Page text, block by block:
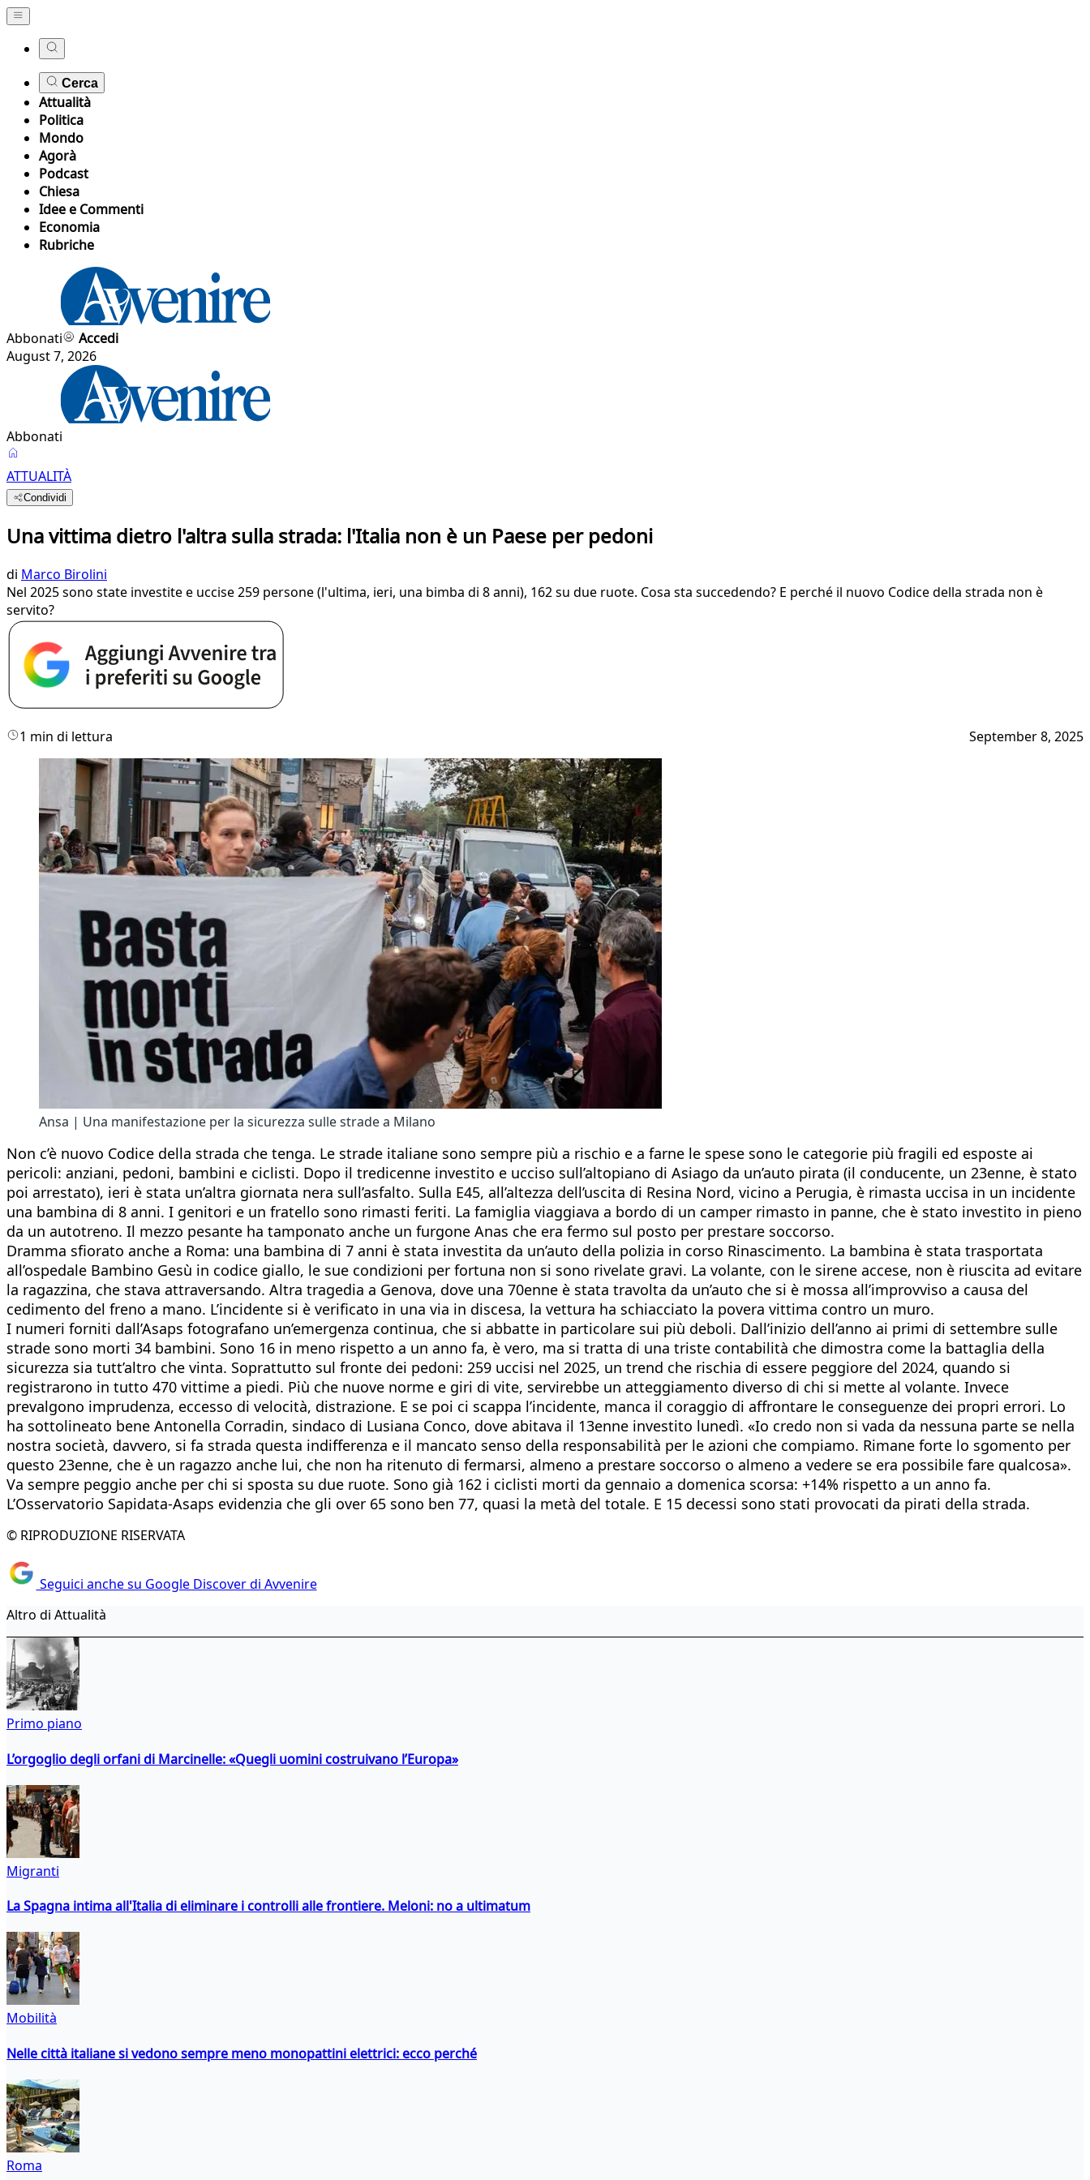
Cerca
Attualità
Politica
Mondo
Agorà
Podcast
Chiesa
Idee e Commenti
Economia
Rubriche
Abbonati
Accedi
August 7, 2026
Abbonati
ATTUALITÀ
Condividi
Una vittima dietro l'altra sulla strada: l'Italia non è un Paese per pedoni
di Marco Birolini
Nel 2025 sono state investite e uccise 259 persone (l'ultima, ieri, una bimba di 8 anni), 162 su due ruote. Cosa sta succedendo? E perché il nuovo Codice della strada non è
servito?
1 min di lettura September 8, 2025
Ansa | Una manifestazione per la sicurezza sulle strade a Milano
Non c’è nuovo Codice della strada che tenga. Le strade italiane sono sempre più a rischio e a farne le spese sono le categorie più fragili ed esposte ai
pericoli: anziani, pedoni, bambini e ciclisti. Dopo il tredicenne investito e ucciso sull’altopiano di Asiago da un’auto pirata (il conducente, un 23enne, è stato
poi arrestato), ieri è stata un’altra giornata nera sull’asfalto. Sulla E45, all’altezza dell’uscita di Resina Nord, vicino a Perugia, è rimasta uccisa in un incidente
una bambina di 8 anni. I genitori e un fratello sono rimasti feriti. La famiglia viaggiava a bordo di un camper rimasto in panne, che è stato investito in pieno
da un autotreno. Il mezzo pesante ha tamponato anche un furgone Anas che era fermo sul posto per prestare soccorso.
Dramma sfiorato anche a Roma: una bambina di 7 anni è stata investita da un’auto della polizia in corso Rinascimento. La bambina è stata trasportata
all’ospedale Bambino Gesù in codice giallo, le sue condizioni per fortuna non si sono rivelate gravi. La volante, con le sirene accese, non è riuscita ad evitare
la ragazzina, che stava attraversando. Altra tragedia a Genova, dove una 70enne è stata travolta da un’auto che si è mossa all’improvviso a causa del
cedimento del freno a mano. L’incidente si è verificato in una via in discesa, la vettura ha schiacciato la povera vittima contro un muro.
I numeri forniti dall’Asaps fotografano un’emergenza continua, che si abbatte in particolare sui più deboli. Dall’inizio dell’anno ai primi di settembre sulle
strade sono morti 34 bambini. Sono 16 in meno rispetto a un anno fa, è vero, ma si tratta di una triste contabilità che dimostra come la battaglia della
sicurezza sia tutt’altro che vinta. Soprattutto sul fronte dei pedoni: 259 uccisi nel 2025, un trend che rischia di essere peggiore del 2024, quando si
registrarono in tutto 470 vittime a piedi. Più che nuove norme e giri di vite, servirebbe un atteggiamento diverso di chi si mette al volante. Invece
prevalgono imprudenza, eccesso di velocità, distrazione. E se poi ci scappa l’incidente, manca il coraggio di affrontare le conseguenze dei propri errori. Lo
ha sottolineato bene Antonella Corradin, sindaco di Lusiana Conco, dove abitava il 13enne investito lunedì. «Io credo non si vada da nessuna parte se nella
nostra società, davvero, si fa strada questa indifferenza e il mancato senso della responsabilità per le azioni che compiamo. Rimane forte lo sgomento per
questo 23enne, che è un ragazzo anche lui, che non ha ritenuto di fermarsi, almeno a prestare soccorso o almeno a vedere se era possibile fare qualcosa».
Va sempre peggio anche per chi si sposta su due ruote. Sono già 162 i ciclisti morti da gennaio a domenica scorsa: +14% rispetto a un anno fa.
L’Osservatorio Sapidata-Asaps evidenzia che gli over 65 sono ben 77, quasi la metà del totale. E 15 decessi sono stati provocati da pirati della strada.
© RIPRODUZIONE RISERVATA
Seguici anche su Google Discover di Avvenire
Altro di Attualità
Primo piano
L’orgoglio degli orfani di Marcinelle: «Quegli uomini costruivano l’Europa»
Migranti
La Spagna intima all'Italia di eliminare i controlli alle frontiere. Meloni: no a ultimatum
Mobilità
Nelle città italiane si vedono sempre meno monopattini elettrici: ecco perché
Roma